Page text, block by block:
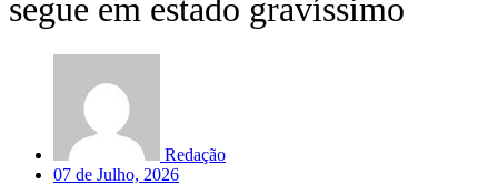
segue em estado gravíssimo
Redação
07 de Julho, 2026